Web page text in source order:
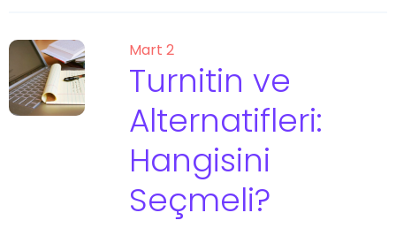
Mart 2
Turnitin ve
Alternatifleri:
Hangisini
Seçmeli?